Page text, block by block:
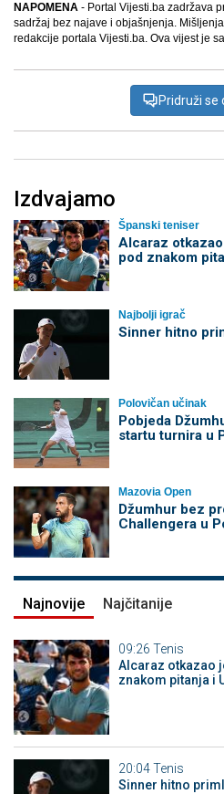
NAPOMENA - Portal Vijesti.ba zadržava
sadržaj bez najave i objašnjenja.
redakcije portala Vijesti.ba. Ova vijest je
Pridruži se
Izdvajamo
Španski teniser
Alcaraz
pod znakom
Najbolji igrač
Sinner hitno
Polovičan učinak
Pobjeda
startu turnira u
Mazovia Open
Džumhur bez
Challengera u
Najnovije Najčitanije
09:26 Tenis
Alcaraz otkazao
znakom pitanja i
20:04Tenis
Sinner hitno